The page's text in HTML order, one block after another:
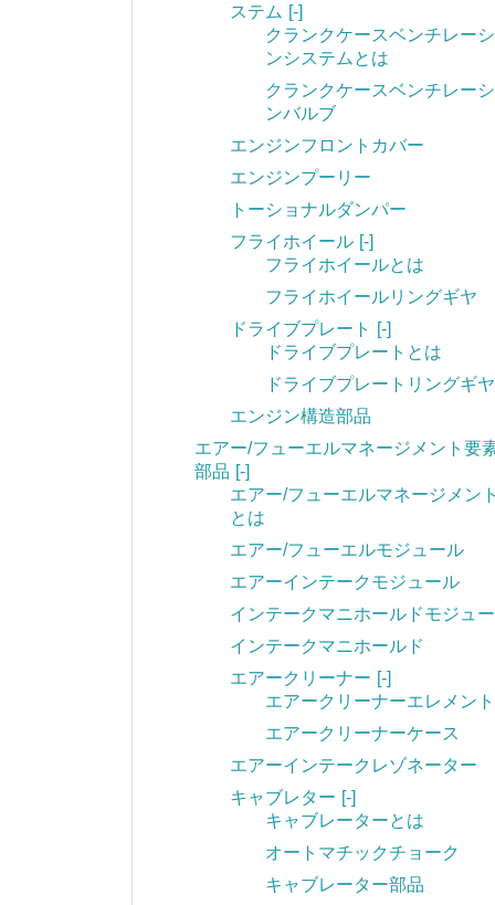
ステム [-]
クランクケースベンチレー
ンシステムとは
クランクケースベンチレー
ンバルブ
エンジンフロントカバー
エンジンプーリー
トーショナルダンパー
フライホイール [-]
フライホイールとは
フライホイールリングギヤ
ドライブプレート
[-]
ドライブプレートとは
ドライブプレートリングギヤ
エンジン構造部品
エアー/フューエルマネージメント要
部品 [-]
エアー/フューエルマネージメント
とは
エアー/フューエルモジュール
エアーインテークモジュール
インテークマニホールドモジュ
インテークマニホールド
エアークリーナー [-]
エアークリーナーエレメント
エアークリーナーケース
エアーインテークレゾネーター
キャブレター [-]
キャブレーターとは
オートマチックチョーク
キャブレーター部品